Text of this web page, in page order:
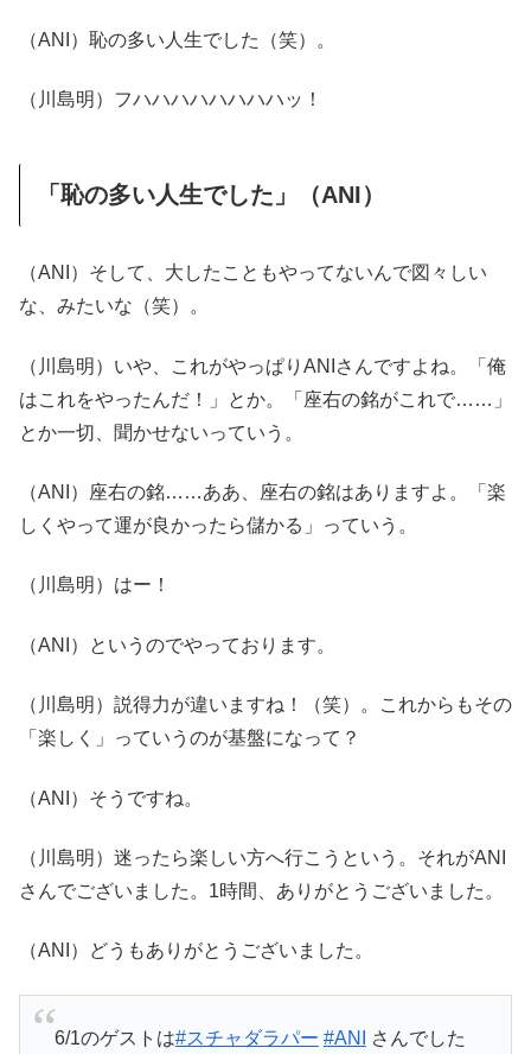
（ANI）恥の多い人生でした（笑）。
（川島明）フハハハハハハハハッ！
「恥の多い人生でした」（ANI）
（ANI）そして、大したこともやってないんで図々しい
な、みたいな（笑）。
（川島明）いや、これがやっぱりANIさんですよね。「俺
はこれをやったんだ！」とか。「座右の銘がこれで……」
とか一切、聞かせないっていう。
（ANI）座右の銘……ああ、座右の銘はありますよ。「楽
しくやって運が良かったら儲かる」っていう。
（川島明）はー！
（ANI）というのでやっております。
（川島明）説得力が違いますね！（笑）。これからもその
「楽しく」っていうのが基盤になって？
（ANI）そうですね。
（川島明）迷ったら楽しい方へ行こうという。それがANI
さんでございました。1時間、ありがとうございました。
（ANI）どうもありがとうございました。
6/1のゲストは#スチャダラパー #ANI
さんでした